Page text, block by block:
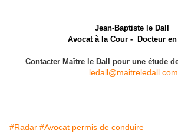
Jean-Baptiste le Dall
Avocat à la Cour - Docteur
Contacter Maître le Dall pour une étude
ledall@maitreledall.com
#Radar #Avocat permis de conduire